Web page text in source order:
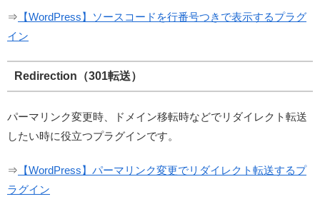
⇒ 【WordPress】ソースコードを行番号つきで表示するプラグ
イン
Redirection（301転送）
パーマリンク変更時、ドメイン移転時などでリダイレクト転送
したい時に役立つプラグインです。
⇒ 【WordPress】パーマリンク変更でリダイレクト転送するプ
ラグイン